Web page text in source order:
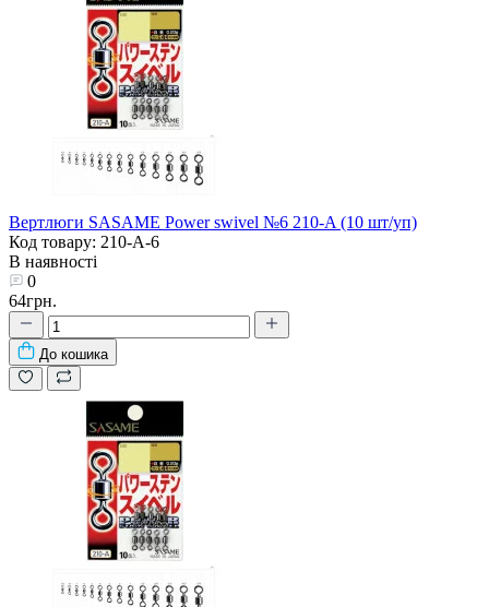
Вертлюги SASAME Power swivel №6 210-A (10 шт/уп)
Код товару: 210-A-6
В наявності
0
64грн.
До кошика